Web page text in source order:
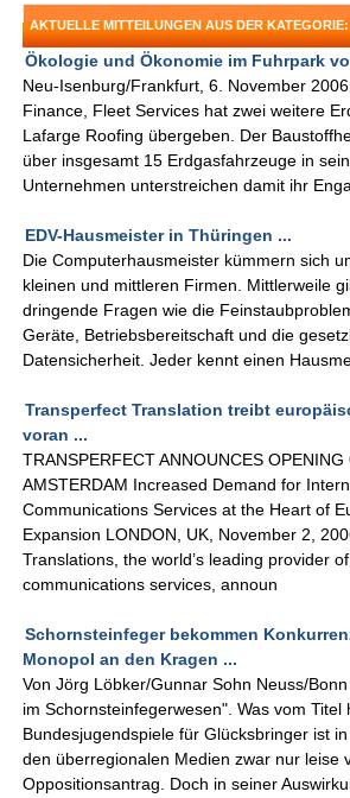
AKTUELLE MITTEILUNGEN AUS DER
Ökologie und Ökonomie im Fuhrpark
Neu-Isenburg/Frankfurt, 6. November
Finance, Fleet Services hat zwei weitere
Lafarge Roofing übergeben. Der
über insgesamt 15 Erdgasfahrzeuge in
Unternehmen unterstreichen damit ihr
EDV-Hausmeister in Thüringen ...
Die Computerhausmeister kümmern sich
kleinen und mittleren Firmen. Mittlerweile
dringende Fragen wie die
Geräte, Betriebsbereitschaft und die
Datensicherheit. Jeder kennt einen
Transperfect Translation treibt
voran ...
TRANSPERFECT ANNOUNCES
AMSTERDAM Increased Demand for
Communications Services at the Heart of
Expansion LONDON, UK, November 2,
Translations, the world’s leading provider
communications services, announ
Schornsteinfeger bekommen
Monopol an den Kragen ...
Von Jörg Löbker/Gunnar Sohn Neuss/
im Schornsteinfegerwesen". Was vom Titel
Bundesjugendspiele für Glücksbringer ist
den überregionalen Medien zwar nur leise
Oppositionsantrag. Doch in seiner